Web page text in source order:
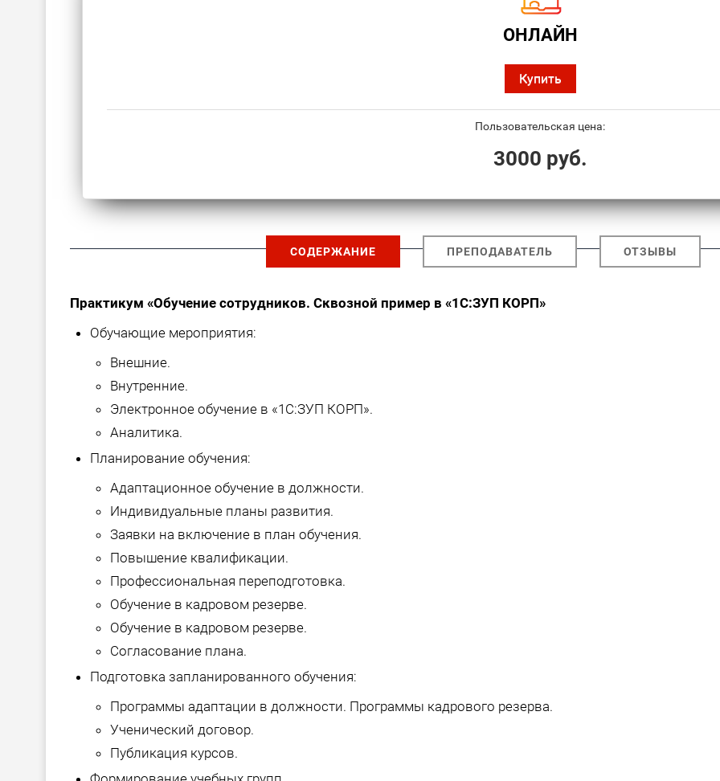
ОНЛАЙН
Купить
Пользовательская цена:
3000 руб.
СОДЕРЖАНИЕ ПРЕПОДАВАТЕЛЬ ОТЗЫВЫ
Практикум «Обучение сотрудников. Сквозной пример в «1С:ЗУП КОРП»
Обучающие мероприятия:
Внешние.
Внутренние.
Электронное обучение в «1С:ЗУП КОРП».
Аналитика.
Планирование обучения:
Адаптационное обучение в должности.
Индивидуальные планы развития.
Заявки на включение в план обучения.
Повышение квалификации.
Профессиональная переподготовка.
Обучение в кадровом резерве.
Обучение в кадровом резерве.
Согласование плана.
Подготовка запланированного обучения:
Программы адаптации в должности. Программы кадрового резерва.
Ученический договор.
Публикация курсов.